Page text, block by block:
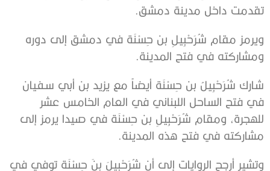
تقدمت داخل مدينة دمشق.
ويرمز مقام شُرَحْبِيلِ بن حِسْنَة في دمشق إلى دوره
ومشاركته في فتح المدينة.
شارك شُرَحْبِيلُ بن حِسْنَة أيضاً مع يزيد بن أبي سفيان
في فتح الساحل اللبناني في العام الخامس عشر
للهجرة، ومقام شُرَحْبِيلِ بن حِسْنَة في صيدا يرمز إلى
مشاركته في فتح هذه المدينة.
وتشير أرجح الروايات إلى أن شُرَحْبِيلَ بنَ حِسْنَة توفي في